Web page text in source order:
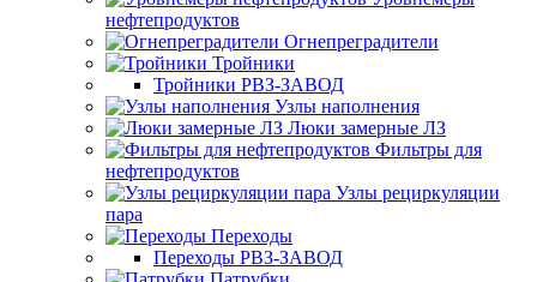
нефтепродуктов
Огнепреградители
Тройники
Тройники РВЗ-ЗАВОД
Узлы наполнения
Люки замерные ЛЗ
Фильтры для
нефтепродуктов
Узлы рециркуляции
пара
Переходы
Переходы РВЗ-ЗАВОД